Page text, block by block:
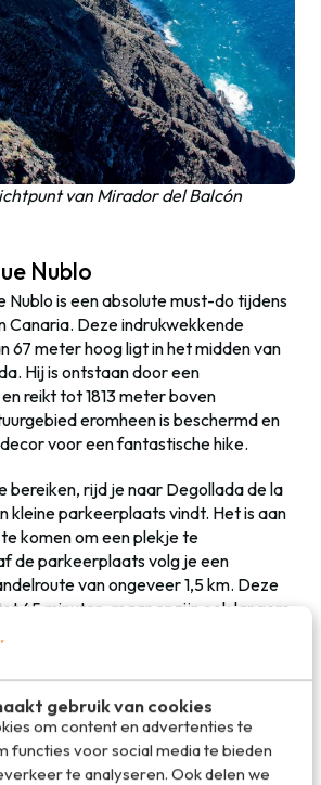
gebruik van cookies
om content en advertenties te
functies voor social media te bieden
te analyseren. Ook delen we
van Mirador del Balcón
Nublo
Nublo is een absolute must-do tijdens
Canaria. Deze indrukwekkende
67 meter hoog ligt in het midden van
Hij is ontstaan door een
reikt tot 1813 meter boven
eromheen is beschermd en
voor een fantastische hike.
bereiken, rijd je naar Degollada de la
kleine parkeerplaats vindt. Het is aan
komen om een plekje te
de parkeerplaats volg je een
van ongeveer 1,5 km. Deze
45 minuten, maar er zijn ook langere
voor de avontuurlijke wandelaars.
je beloond met een adembenemend
over de bergen en valleien. Bij helder
in de verte zien liggen.
geweldige plek om de mooiste
bewonderen!